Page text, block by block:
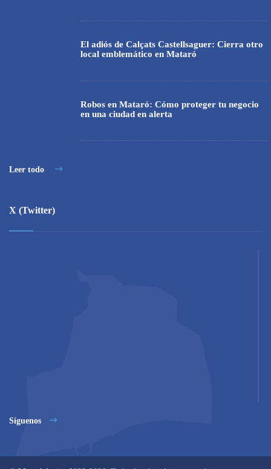
El adiós de Calçats Castellsaguer: Cierra otro
local emblemático en Mataró
Robos en Mataró: Cómo proteger tu negocio
en una ciudad en alerta
Leer todo
X (Twitter)
Síguenos